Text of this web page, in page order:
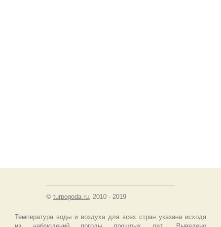
© turpogoda.ru, 2010 - 2019
Температура воды и воздуха для всех стран указана исходя